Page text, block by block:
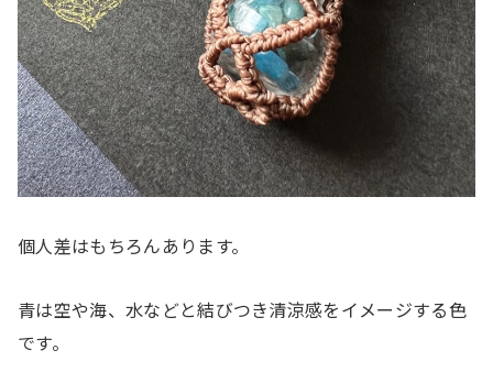
個人差はもちろんあります。
青は空や海、水などと結びつき清涼感をイメージする色
です。